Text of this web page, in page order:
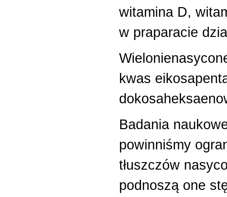
witamina D,
w praparacie
kwas
Badania
powinniśmy
tłuszczów
podnoszą one